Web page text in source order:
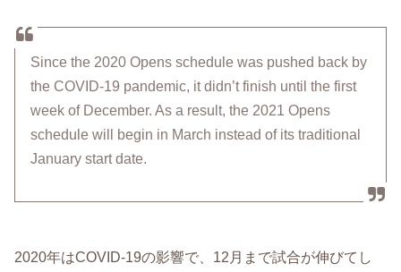
Since the 2020 Opens schedule was pushed back by
the COVID-19 pandemic, it didn’t finish until the first
week of December. As a result, the 2021 Opens
schedule will begin in March instead of its traditional
January start date.
2020年はCOVID-19の影響で、12月まで試合が伸びてし